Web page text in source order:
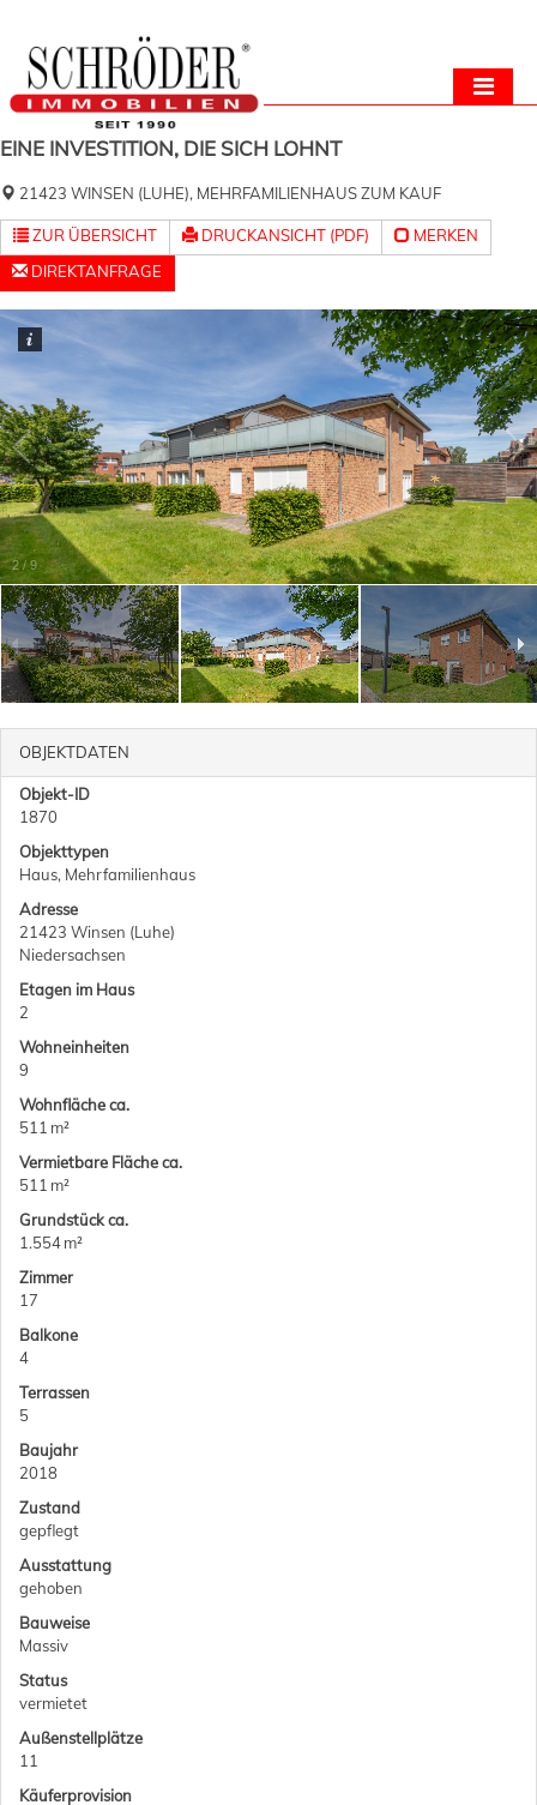
EINE INVESTITION, DIE SICH LOHNT
21423 WINSEN (LUHE), MEHRFAMILIENHAUS ZUM KAUF
ZUR ÜBERSICHT DRUCKANSICHT (PDF)
MERKEN
DIREKTANFRAGE
2 /9
OBJEKTDATEN
Objekt-ID
1870
Objekttypen
Haus, Mehrfamilienhaus
Adresse
21423 Winsen (Luhe)
Niedersachsen
Etagen im Haus
2
Wohneinheiten
9
Wohnfläche ca.
511 m²
Vermietbare Fläche ca.
511 m²
Grund­stück ca.
1.554 m²
Zimmer
17
Balkone
4
Terrassen
5
Baujahr
2018
Zustand
gepflegt
Ausstattung
gehoben
Bauweise
Massiv
Status
vermietet
Außen­stellplätze
11
Käufer­provision